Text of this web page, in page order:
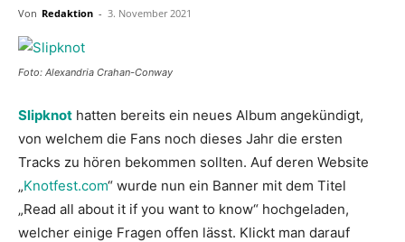
Von Redaktion - 3. November 2021
Foto: Alexandria Crahan-Conway
Slipknot hatten bereits ein neues Album angekündigt,
von welchem die Fans noch dieses Jahr die ersten
Tracks zu hören bekommen sollten. Auf deren Website
„Knotfest.com“ wurde nun ein Banner mit dem Titel
„Read all about it if you want to know“ hochgeladen,
welcher einige Fragen offen lässt. Klickt man darauf